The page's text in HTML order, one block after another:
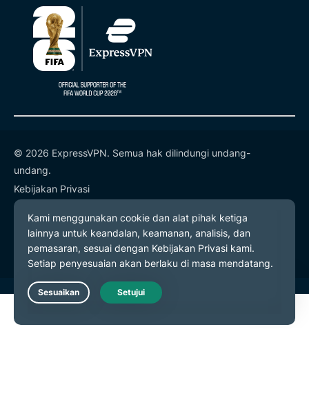
© 2026 ExpressVPN. Semua hak dilindungi undang-
undang.
Kebijakan Privasi
Ketentuan Layanan
Preferensi Cookie